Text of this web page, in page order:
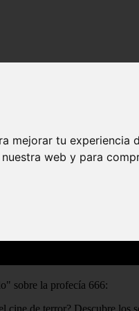
mejorar tu
web y para
sobre la profecía 666:
de terror? Descubre los